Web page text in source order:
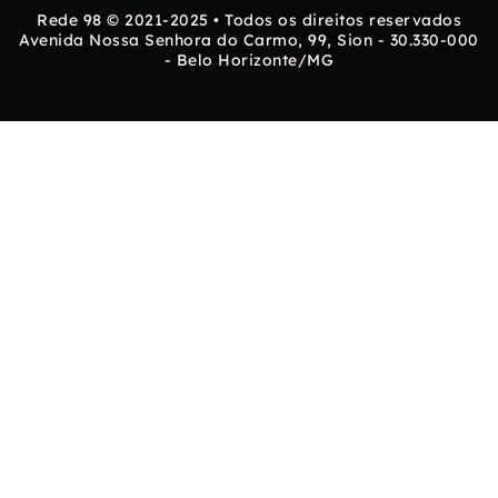
Rede 98 © 2021-2025 • Todos os direitos reservados
Avenida Nossa Senhora do Carmo, 99, Sion - 30.330-000
- Belo Horizonte/MG